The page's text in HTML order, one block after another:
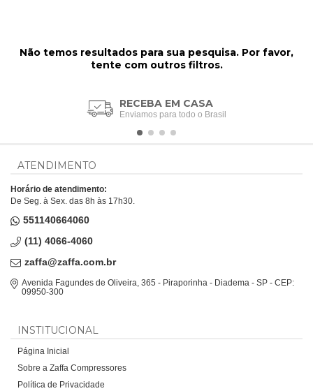
Não temos resultados para sua pesquisa. Por favor,
tente com outros filtros.
RECEBA EM CASA
Enviamos para todo o Brasil
ATENDIMENTO
Horário de atendimento:
De Seg. à Sex. das 8h às 17h30.
551140664060
(11) 4066-4060
zaffa@zaffa.com.br
Avenida Fagundes de Oliveira, 365 - Piraporinha - Diadema - SP - CEP:
09950-300
INSTITUCIONAL
Página Inicial
Sobre a Zaffa Compressores
Política de Privacidade